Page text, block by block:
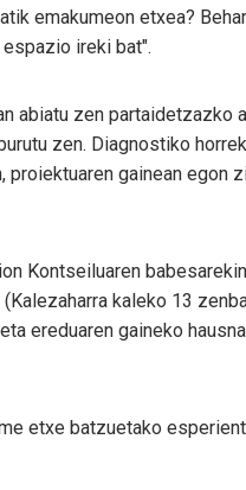
emakumeon etxea?
ireki bat".
abiatu zen partaidetzazko
zen. Diagnostiko
gainean
Kontseiluaren
kaleko 13
ereduaren gaineko
etxe batzuetako